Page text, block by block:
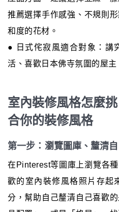
推薦選擇手作感強、不規則
和度的花材。
● 日式侘寂風適合對象：講
活、喜歡日本佛寺氛圍的屋主
室內裝修風格怎麼
合你的裝修風格
第一步：瀏覽圖庫、釐清
在Pinterest等圖庫上瀏覽各
歡的室內裝修風格照片存起
分，幫助自己釐清自己喜歡